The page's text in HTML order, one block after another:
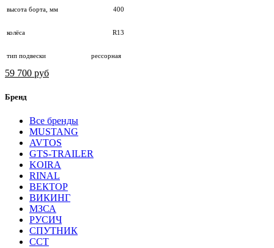
высота борта, мм 400
колёса R13
тип подвески рессорная
59 700 руб
Бренд
Все бренды
MUSTANG
AVTOS
GTS-TRAILER
KOIRA
RINAL
ВЕКТОР
ВИКИНГ
МЗСА
РУСИЧ
СПУТНИК
ССТ